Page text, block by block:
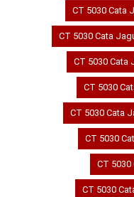
CT 5030 Cata
CT 5030 Cata
CT 5030 Cata
CT 5030
CT 5030 Cata
CT 5030
CT 5030
CT 5030